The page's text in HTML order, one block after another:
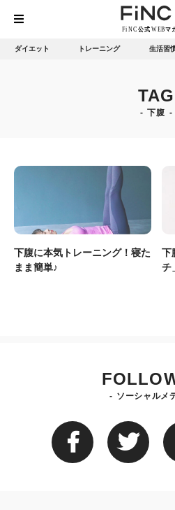
ダイエット トレーニング 生活習
TAG
下腹
下腹に本気トレーニング！寝た
まま簡単♪
下
チ
ソーシャルメ